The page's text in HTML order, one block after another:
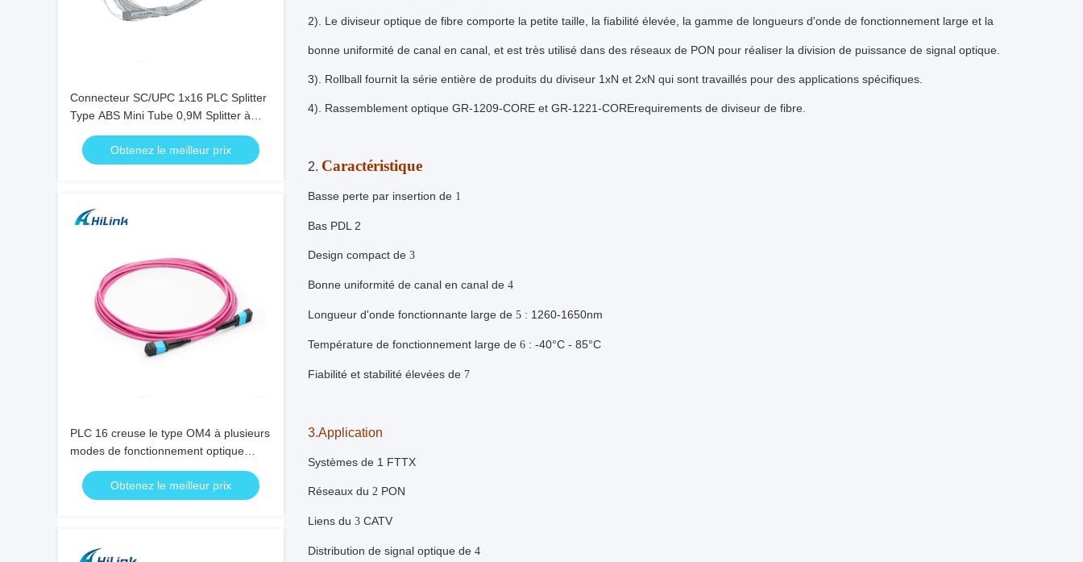
Connecteur SC/UPC 1x16 PLC Splitter
Type ABS Mini Tube 0,9M Splitter à
fibre optique
Obtenez le meilleur prix
PLC 16 creuse le type OM4 à plusieurs
modes de fonctionnement optique
femelle de fibre de diviseur de MPO
Obtenez le meilleur prix
2). Le diviseur optique de fibre comporte la petite taille, la fiabilité élevée, la gamme de longueurs d'onde de fonctionnement large et la
bonne uniformité de canal en canal, et est très utilisé dans des réseaux de PON pour réaliser la division de puissance de signal optique.
3). Rollball fournit la série entière de produits du diviseur 1xN et 2xN qui sont travaillés pour des applications spécifiques.
4). Rassemblement optique GR-1209-CORE et GR-1221-CORErequirements de diviseur de fibre.
2. Caractéristique
Basse perte par insertion de 1
Bas PDL 2
Design compact de 3
Bonne uniformité de canal en canal de 4
Longueur d'onde fonctionnante large de 5 : 1260-1650nm
Température de fonctionnement large de 6 : -40°C - 85°C
Fiabilité et stabilité élevées de 7
3.Application
Systèmes de 1 FTTX
Réseaux du 2 PON
Liens du 3 CATV
Distribution de signal optique de 4